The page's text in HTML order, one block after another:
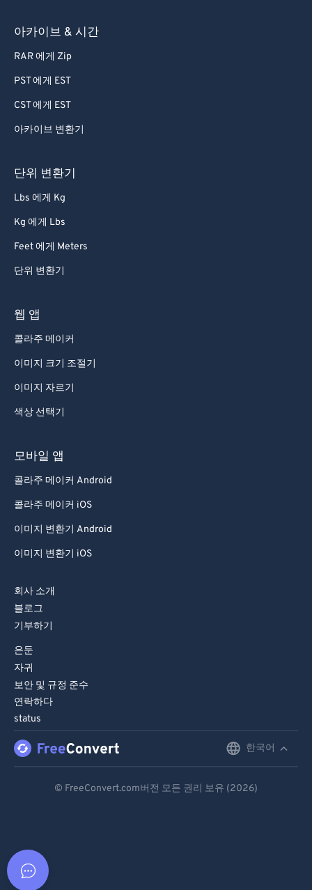
아카이브 & 시간
RAR 에게 Zip
PST 에게 EST
CST 에게 EST
아카이브 변환기
단위 변환기
Lbs 에게 Kg
Kg 에게 Lbs
Feet 에게 Meters
단위 변환기
웹 앱
콜라주 메이커
이미지 크기 조절기
이미지 자르기
색상 선택기
모바일 앱
콜라주 메이커 Android
콜라주 메이커 iOS
이미지 변환기 Android
이미지 변환기 iOS
회사 소개
블로그
기부하기
은둔
자귀
보안 및 규정 준수
연락하다
status
한국어
© FreeConvert.com버전 모든 권리 보유 (2026)